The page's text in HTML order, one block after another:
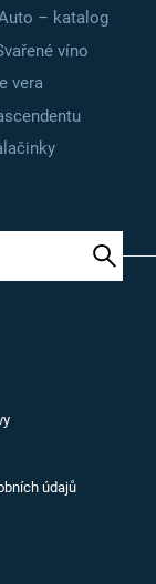
– katalog
víno
vera
údajů